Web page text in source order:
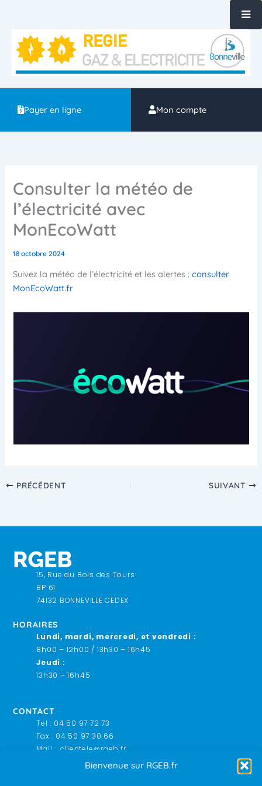
Bienvenue sur RGEB.fr
contenu
Payer en ligne Mon compte
Consulter la météo de
l’électricité avec
MonEcoWatt
18 octobre 2024
Suivez la météo de l’électricité et les alertes :consulter
MonEcoWatt.fr
PRÉCÉDENT SUIVANT
15, Rue du Bois des Tours
BP 61
74132 BONNEVILLE CEDEX
HORAIRES
Lundi, mardi, mercredi, et vendredi :
8h00 – 12h00 / 13h30 – 16h45
Jeudi :
13h30 – 16h45
CONTACT
Tel : 04 50 97 72 73
Fax : 04 50 97 30 66
Mail : clientele@rgeb.fr
F